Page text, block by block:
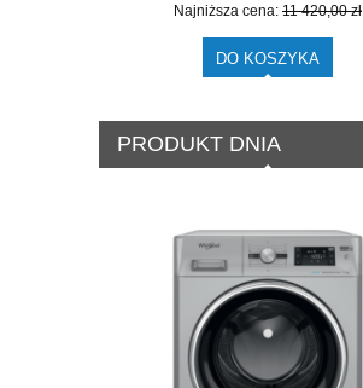
Najniższa cena: 11 420,00 zł
DO KOSZYKA
PRODUKT DNIA